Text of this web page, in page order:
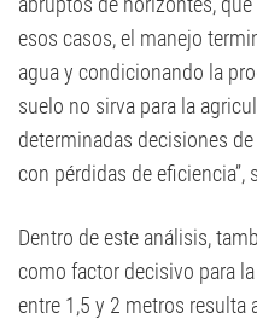
esos casos, el manejo
agua y condicionando la
suelo no sirva para la
determinadas decisiones
con pérdidas de eficiencia”,
Dentro de este análisis,
como factor decisivo para
entre 1,5 y 2 metros resulta